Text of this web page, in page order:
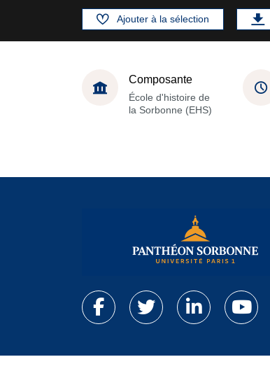
Ajouter à la sélection
Composante
École d'histoire de
la Sorbonne (EHS)